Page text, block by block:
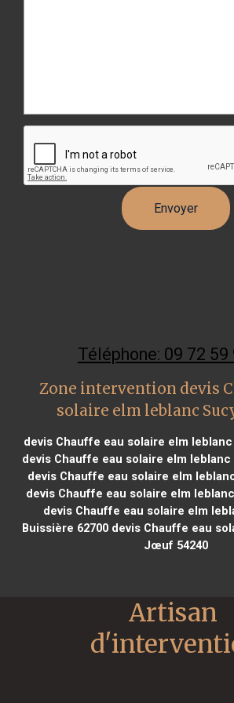
Téléphone: 09 72 59
Zone intervention devis
solaire elm leblanc
devis Chauffe eau solaire elm leblanc
devis Chauffe eau solaire elm leblanc
devis Chauffe eau solaire elm
devis Chauffe eau solaire elm
devis Chauffe eau solaire elm
Buissière 62700devis Chauffe eau
Jœuf 54240
Artisan